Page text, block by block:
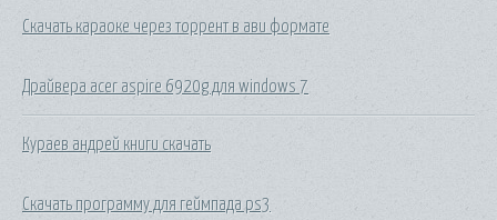
Скачать караоке через торрент в ави формате
Драйвера acer aspire 6920g для windows 7
Кураев андрей книги скачать
Скачать программу для геймпада ps3